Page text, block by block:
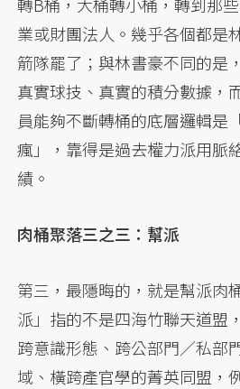
業或財團法人。幾乎各個都是
箭隊罷了；與林書豪不同的是
真實球技、真實的積分數據，
員能夠不斷轉桶的底層邏輯是
瘋」，靠得是過去權力派用脈
績。
肉桶聚落三之三：幫派
第三，最隱晦的，就是幫派肉
派」指的不是四海竹聯天道盟
跨意識形態、跨公部門／私部
域、橫跨產官學的菁英同盟，